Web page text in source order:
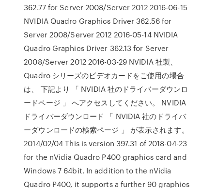
362.77 for Server 2008/Server 2012 2016-06-15
NVIDIA Quadro Graphics Driver 362.56 for
Server 2008/Server 2012 2016-05-14 NVIDIA
Quadro Graphics Driver 362.13 for Server
2008/Server 2012 2016-03-29 NVIDIA 社製、
Quadro シリーズのビデオカードをご使用の場合
は、 下記より 「 NVIDIA 社のドライバーダウンロ
ードページ 」 へアクセスしてください。 NVIDIA
ドライバーダウンロード 「 NVIDIA 社のドライバ
ーダウンロードの検索ページ 」 が表示されます。
2014/02/04 This is version 397.31 of 2018-04-23
for the nVidia Quadro P400 graphics card and
Windows 7 64bit. In addition to the nVidia
Quadro P400, it supports a further 90 graphics